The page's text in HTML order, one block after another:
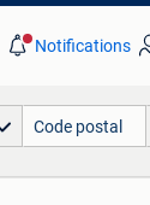
Notifications